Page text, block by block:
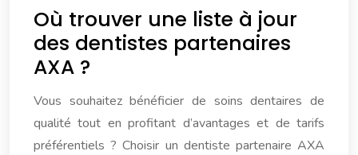
Où trouver une liste à jour
des dentistes partenaires
AXA ?
Vous souhaitez bénéficier de soins dentaires de
qualité tout en profitant d’avantages et de tarifs
préférentiels ? Choisir un dentiste partenaire AXA